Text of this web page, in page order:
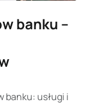
banku –
banku: usługi i